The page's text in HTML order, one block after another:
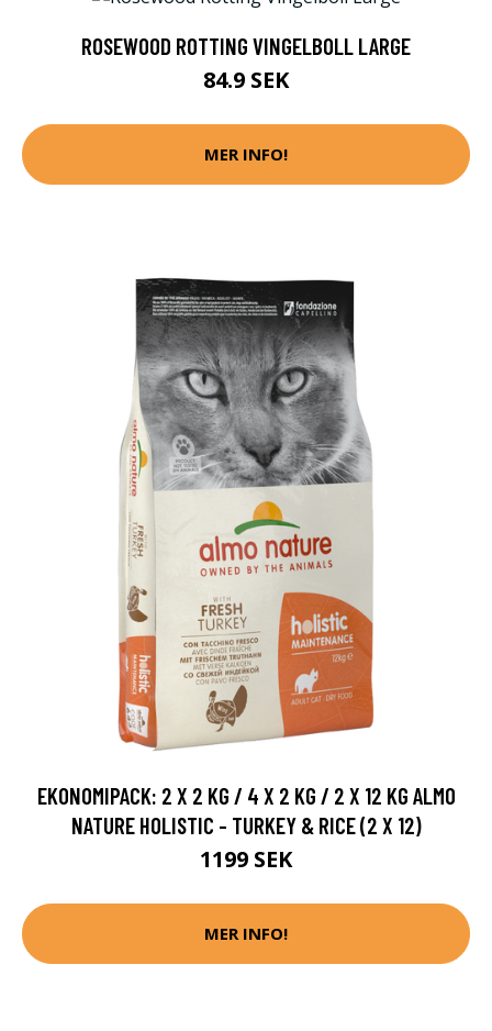
ROSEWOOD ROTTING VINGELBOLL LARGE
84.9 SEK
MER INFO!
EKONOMIPACK: 2 X 2 KG / 4 X 2 KG / 2 X 12 KG ALMO
NATURE HOLISTIC - TURKEY & RICE (2 X 12)
1199 SEK
MER INFO!